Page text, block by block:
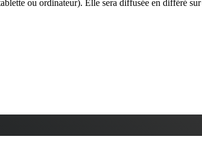
ou ordinateur). Elle sera diffusée en différé